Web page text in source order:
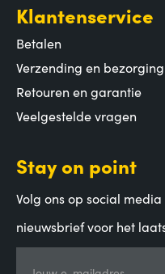
Klantenservice
Betalen
Verzending en bezorging
Retouren en garantie
Veelgestelde vragen
Stay on point
Volg ons op social
nieuwsbrief voor het